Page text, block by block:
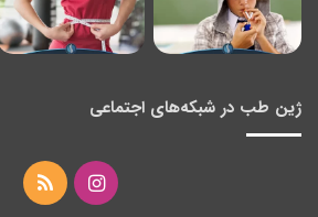
ژین طب در شبکه‌های اجتماعی
اینستاگرامخوراک